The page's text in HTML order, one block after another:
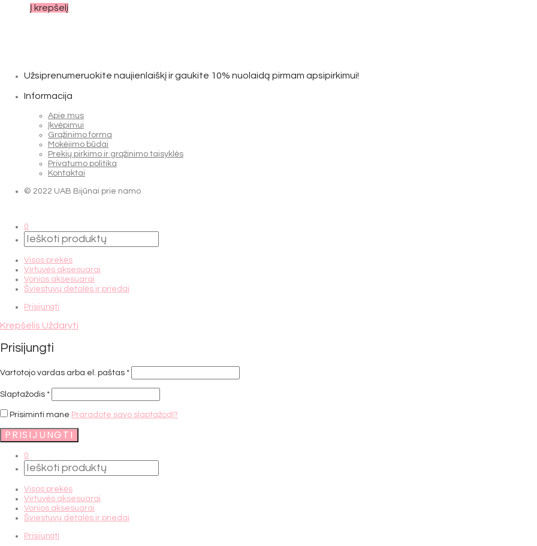
Į krepšelį
Užsiprenumeruokite naujienlaiškį ir gaukite 10% nuolaidą pirmam apsipirkimui!
Informacija
Apie mus
Įkvėpimui
Grąžinimo forma
Mokėjimo būdai
Prekių pirkimo ir grąžinimo taisyklės
Privatumo politika
Kontaktai
© 2022 UAB Bijūnai prie namo
0
Visos prekės
Virtuvės aksesuarai
Vonios aksesuarai
Šviestuvų detalės ir priedai
Prisijungti
Krepšelis Uždaryti
Prisijungti
Vartotojo vardas arba el. paštas *
Slaptažodis *
Prisiminti mane Praradote savo slaptažodį?
PRISIJUNGTI
0
Visos prekės
Virtuvės aksesuarai
Vonios aksesuarai
Šviestuvų detalės ir priedai
Prisijungti